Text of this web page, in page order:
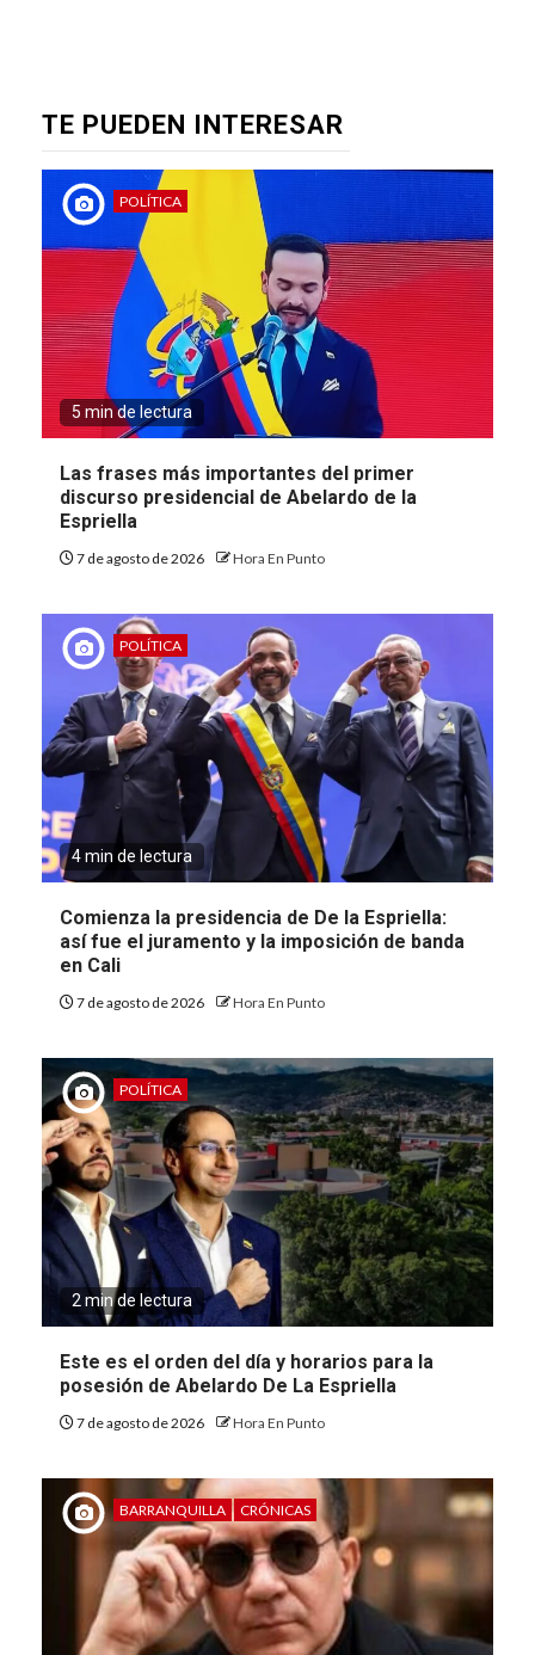
TE PUEDEN INTERESAR
POLÍTICA
5 min de lectura
Las frases más importantes del primer
discurso presidencial de Abelardo de la
Espriella
7 de agosto de 2026 Hora En Punto
POLÍTICA
4 min de lectura
Comienza la presidencia de De la Espriella:
así fue el juramento y la imposición de banda
en Cali
7 de agosto de 2026 Hora En Punto
POLÍTICA
2 min de lectura
Este es el orden del día y horarios para la
posesión de Abelardo De La Espriella
7 de agosto de 2026 Hora En Punto
BARRANQUILLA CRÓNICAS